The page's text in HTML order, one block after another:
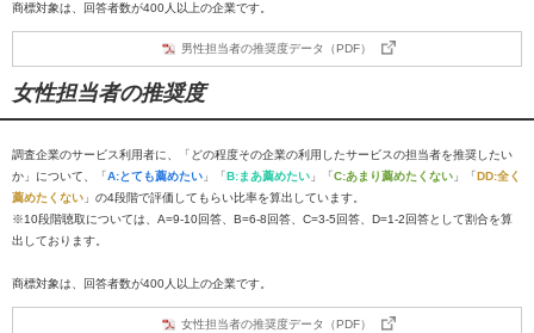
商標対象は、回答者数が400人以上の企業です。
男性担当者の推奨度データ（PDF）
女性担当者の推奨度
調査企業のサービス利用者に、「どの程度その企業の利用したサービスの担当者を推奨したい
か」について、「A:とても薦めたい 」「B:まあ薦めたい 」「C:あまり薦めたくない 」「DD:全く
薦めたくない 」の4段階で評価してもらい比率を算出しています。
※10段階聴取については、A=9-10回答、B=6-8回答、C=3-5回答、D=1-2回答として割合を算
出しております。
商標対象は、回答者数が400人以上の企業です。
女性担当者の推奨度データ（PDF）